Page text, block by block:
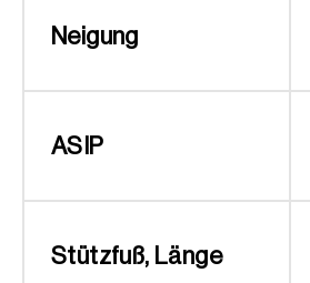
Neigung
ASIP
Stützfuß, Länge